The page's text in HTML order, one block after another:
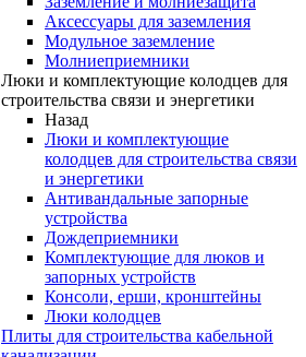
Аксессуары для заземления
Модульное заземление
Молниеприемники
Люки и комплектующие колодцев для
строительства связи и энергетики
Назад
Люки и комплектующие
колодцев для строительства связи
и энергетики
Антивандальные запорные
устройства
Дождеприемники
Комплектующие для люков и
запорных устройств
Консоли, ерши, кронштейны
Люки колодцев
Плиты для строительства кабельной